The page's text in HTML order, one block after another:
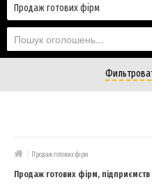
Продаж готових фірм
/ Продаж готових фірм
Продаж готових фірм,